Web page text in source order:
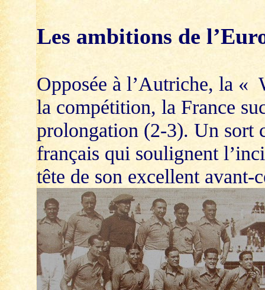
Les ambitions de
Opposée à l’Autriche, la «
la compétition, la France
prolongation (2-3). Un sort
français qui soulignent
tête de son excellent avant-